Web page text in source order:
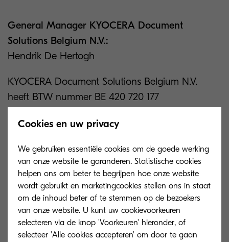
General Manager KYOCERA Document
Solutions Belgium N.V.:
Hendrik De Hertogh
KYOCERA Document Solutions Belgium N.V.
heeft BTW nummer BE 420 720 177
KYOCERA Document Solutions Belgium N.V.
KYOCERA Document Solutions Belgium N.V.
Registratie (Handelsregister Brussel) RPR/RPM
Brussel
De onder 'Wettelijke bepalingen' gegeven
informatie is op geen enkele manier bedoeld om
Cookies en uw privacy
We gebruiken essentiële cookies om de goede werking
van onze website te garanderen. Statistische cookies
helpen ons om beter te begrijpen hoe onze website
wordt gebruikt en marketingcookies stellen ons in staat
om de inhoud beter af te stemmen op de bezoekers
van onze website. U kunt uw cookievoorkeuren
selecteren via de knop 'Voorkeuren' hieronder, of
selecteer 'Alle cookies accepteren' om door te gaan